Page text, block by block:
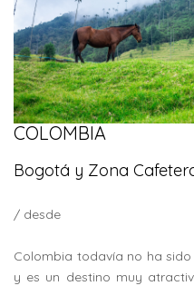
COLOMBIA
Bogotá y Zona
/ desde
Colombia todavía no ha
y es un destino muy